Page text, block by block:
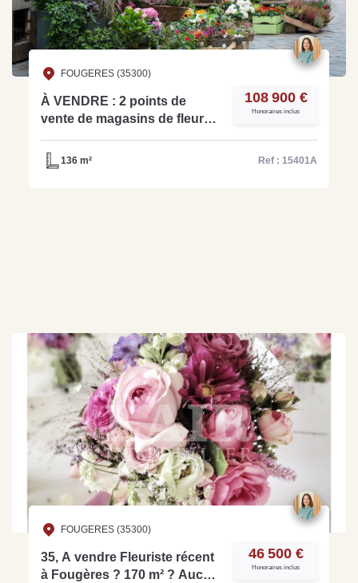
FOUGERES (35300)
À VENDRE : 2 points de
vente de magasins de fleurs -
Activité structurée et
potentiel de croissance. -
Réf:15401
108 900 €
Honoraires inclus
136 m² Ref : 15401A
FOUGERES (35300)
35, A vendre Fleuriste récent
à Fougères ? 170 m² ? Aucun
46 500 €
Honoraires inclus